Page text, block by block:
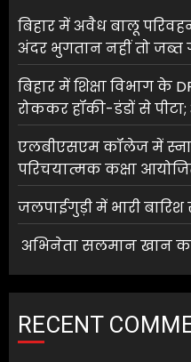
बिहार में अवैध बालू
अंदर भुगतान नहीं तो जब्त
बिहार में शिक्षा विभाग के
रोककर हॉकी-डंडों से
एलबीएसएम कॉलेज में
परिचयात्मक कक्षा
जलपाईगुड़ी में भारी
अभिनेता सलमान खान
RECENT